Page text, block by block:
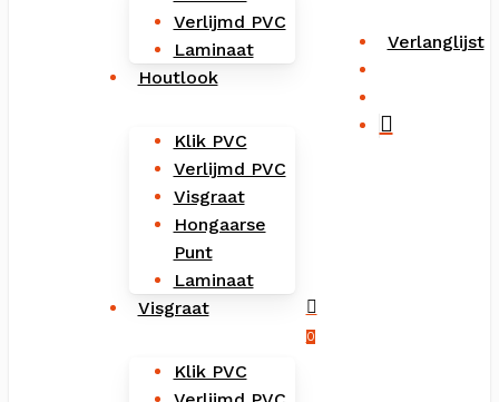
search
account
0
Menu
Verlijmd PVC
Laminaat
Houtlook
Klik PVC
Verlijmd PVC
Visgraat
Hongaarse
Punt
Laminaat
Visgraat
Klik PVC
Verlanglijst